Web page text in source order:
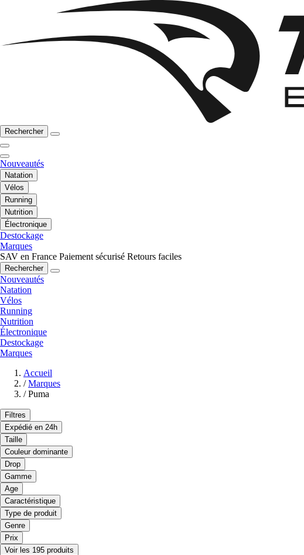
Rechercher
Nouveautés
Natation
Vélos
Running
Nutrition
Électronique
Destockage
Marques
SAV en France Paiement sécurisé Retours faciles
Rechercher
Nouveautés
Natation
Vélos
Running
Nutrition
Électronique
Destockage
Marques
Accueil
/ Marques
/ Puma
Filtres
Expédié en 24h
Taille
Couleur dominante
Drop
Gamme
Age
Caractéristique
Type de produit
Genre
Prix
Voir les 195 produits